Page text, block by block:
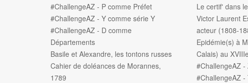
#ChallengeAZ - P comme Préfet
#ChallengeAZ - Y comme série Y
#ChallengeAZ - D comme
Départements
Basile et Alexandre, les tontons russes
Cahier de doléances de Morannes,
1789
Le certif' dans
Victor Laurent
acteur (1808-
Epidémie(s) à
Calais) au
#ChallengeAZ
#ChallengeAZ -